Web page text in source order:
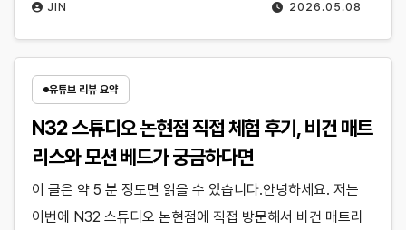
2026.05.08
JIN
유튜브 리뷰 요약
N32 스튜디오 논현점 직접 체험 후기, 비건 매트
리스와 모션 베드가 궁금하다면
이 글은 약 5 분 정도면 읽을 수 있습니다.안녕하세요. 저는
이번에 N32 스튜디오 논현점에 직접 방문해서 비건 매트리